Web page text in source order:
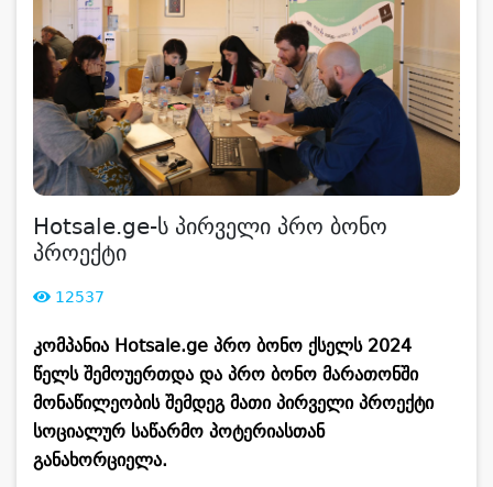
Hotsale.ge-ს პირველი პრო ბონო
პროექტი
12537
კომპანია Hotsale.ge პრო ბონო ქსელს 2024
წელს შემოუერთდა და პრო ბონო მარათონში
მონაწილეობის შემდეგ მათი პირველი პროექტი
სოციალურ საწარმო პოტერიასთან
განახორციელა.